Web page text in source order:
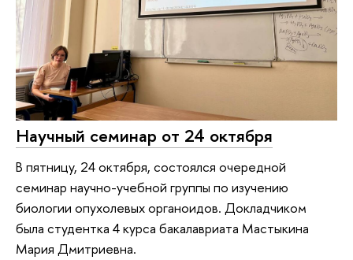
Научный семинар от 24 октября
В пятницу, 24 октября, состоялся очередной
семинар научно-учебной группы по изучению
биологии опухолевых органоидов. Докладчиком
была студентка 4 курса бакалавриата Мастыкина
Мария Дмитриевна.